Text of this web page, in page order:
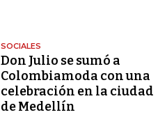
SOCIALES
Don Julio se sumó a
Colombiamoda con una
celebración en la ciudad
de Medellín